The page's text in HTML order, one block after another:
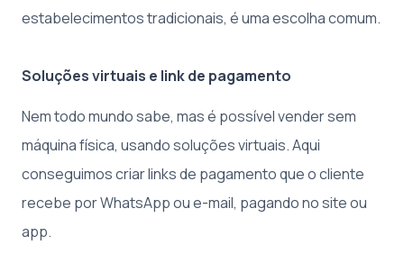
estabelecimentos tradicionais, é uma escolha comum.
Soluções virtuais e link de pagamento
Nem todo mundo sabe, mas é possível vender sem
máquina física, usando soluções virtuais. Aqui
conseguimos criar links de pagamento que o cliente
recebe por WhatsApp ou e-mail, pagando no site ou
app.